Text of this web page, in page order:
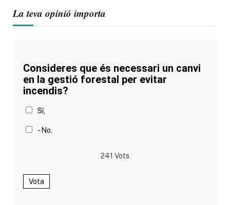
La teva opinió importa
Consideres que és necessari un canvi
en la gestió forestal per evitar
incendis?
Sí,
- No,
241 Vots
Vota